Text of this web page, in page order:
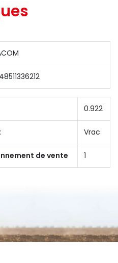
0.922
Vrac
de vente 1